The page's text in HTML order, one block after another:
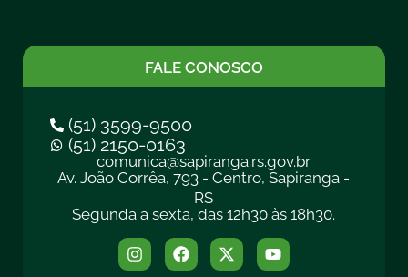
FALE CONOSCO
(51) 3599-9500
(51) 2150-0163
comunica@sapiranga.rs.gov.br
Av. João Corrêa, 793 - Centro, Sapiranga -
RS
Segunda a sexta, das 12h30 às 18h30.